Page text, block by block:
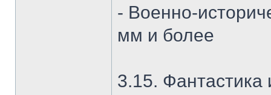
- Военно-
мм и более
3.15.